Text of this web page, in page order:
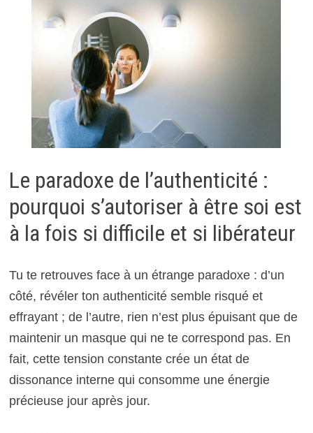
Le paradoxe de l’authenticité :
pourquoi s’autoriser à être soi est
à la fois si difficile et si libérateur
Tu te retrouves face à un étrange paradoxe : d’un
côté, révéler ton authenticité semble risqué et
effrayant ; de l’autre, rien n’est plus épuisant que de
maintenir un masque qui ne te correspond pas. En
fait, cette tension constante crée un état de
dissonance interne qui consomme une énergie
précieuse jour après jour.